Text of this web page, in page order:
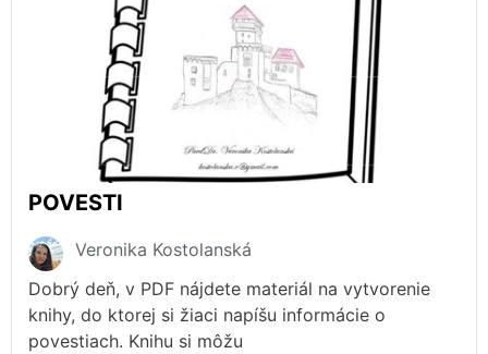
POVESTI
Veronika Kostolanská
Dobrý deň, v PDF nájdete materiál na vytvorenie
knihy, do ktorej si žiaci napíšu informácie o
povestiach. Knihu si môžu